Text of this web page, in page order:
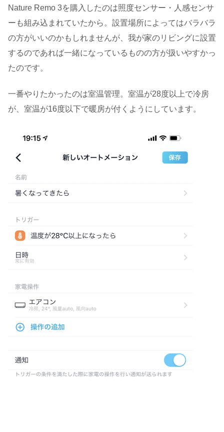
Nature Remo 3を購入したのは照度センサー・人感センサ
ーも組み込まれていたから。設置場所によってはバラバラ
の方がいいのかもしれませんが、我が家のリビングに設置
するのであれば一緒になっているものの方が扱いやすかっ
たのです。
一番やりたかったのは室温管理。室温が28度以上で冷房
が、室温が16度以下で暖房が付くようにしています。